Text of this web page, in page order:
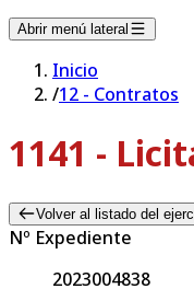
Abrir menú lateral
Inicio
/12 - Contratos
1141 -
Volver al listado del
Nº Expediente
2023004838